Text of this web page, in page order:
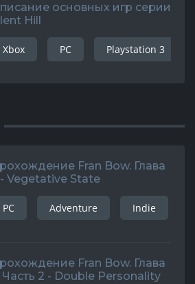
основных игр серии
Hill
Xbox PC Playstation 3
Fran Bow. Глава
Vegetative State
PC Adventure Indie
Fran Bow. Глава
Часть 2 - Double Personality